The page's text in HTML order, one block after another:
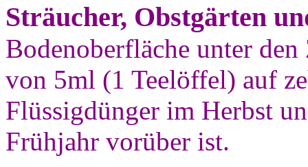
Sträucher, Obstgärten
Bodenoberfläche unter
von 5ml (1 Teelöffel) auf
Flüssigdünger im Herbst
Frühjahr vorüber ist.